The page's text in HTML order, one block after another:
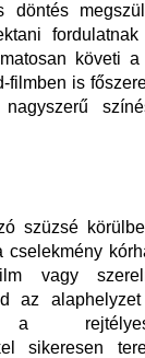
döntés
követi
filmben is
szüzsé
cselekmény
vagy
az alaphelyzet
a
sikeresen